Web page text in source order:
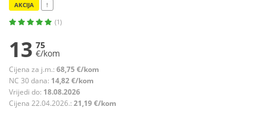
AKCIJA !
(1)
13 75
€/kom
Cijena za j.m.: 68,75 €/kom
NC 30 dana: 14,82 €/kom
Vrijedi do: 18.08.2026
Cijena 22.04.2026.: 21,19 €/kom